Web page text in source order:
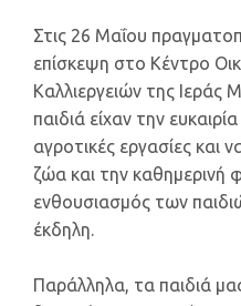
Στις 26 Μαΐου
επίσκεψη στο Κέντρο
Καλλιεργειών της
παιδιά είχαν την
αγροτικές εργασίες και
ζώα και την καθημερινή
ενθουσιασμός των
έκδηλη.
Παράλληλα, τα παιδιά